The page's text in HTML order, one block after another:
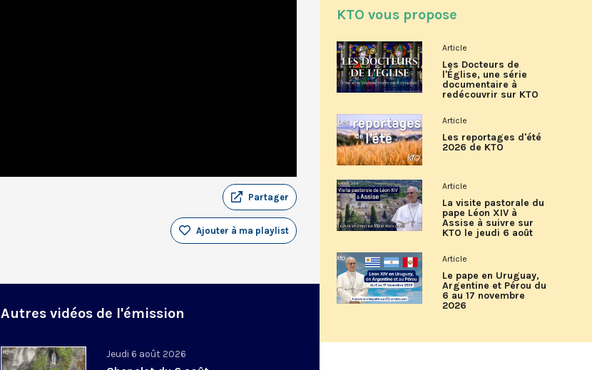
Partager
Ajouter à ma playlist
Autres vidéos de l'émission
Jeudi 6 août 2026
KTO vous propose
Article
Les Docteurs de
l'Église, une série
documentaire à
redécouvrir sur KTO
Article
Les reportages d'été
2026 de KTO
Article
La visite pastorale du
pape Léon XIV à
Assise à suivre sur
KTO le jeudi 6 août
Article
Le pape en Uruguay,
Argentine et Pérou du
6 au 17 novembre
2026